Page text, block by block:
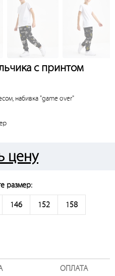
с принтом
набивка "game over"
цену
размер:
146 152 158
ОПЛАТА